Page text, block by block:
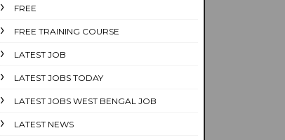
FREE
FREE TRAINING COURSE
LATEST JOB
LATEST JOBS TODAY
LATEST JOBS WEST BENGAL JOB
LATEST NEWS